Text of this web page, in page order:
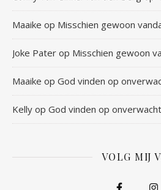
Maaike op Misschien gewoon
Joke Pater op Misschien gewoon
Maaike op God vinden op
Kelly op God vinden op
VOLG MIJ